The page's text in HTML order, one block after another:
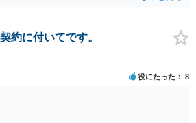
から，費用の面で折り合いがつけば，弁護
ても良いように思います。
約に付いてです。
役にたった 8